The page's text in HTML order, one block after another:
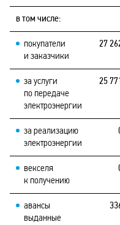
в том числе:
покупатели
и заказчики
27
за услуги
по передаче
электроэнергии
25
за реализацию
электроэнергии
векселя
к получению
авансы
выданные